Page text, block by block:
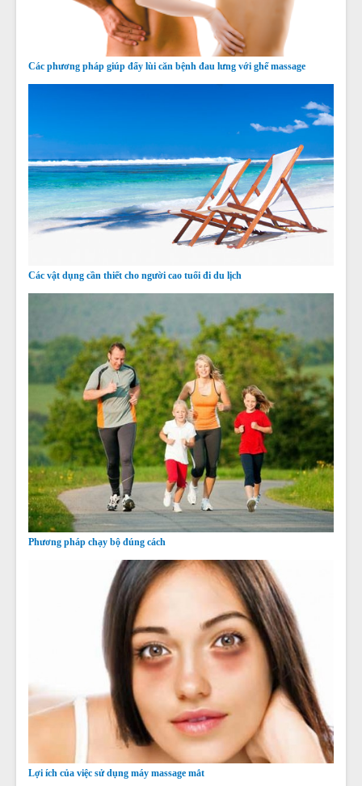
Các phương pháp giúp đẩy lùi căn bệnh đau lưng với ghế massage
Các vật dụng cần thiết cho người cao tuổi đi du lịch
Phương pháp chạy bộ đúng cách
Lợi ích của việc sử dụng máy massage mắt